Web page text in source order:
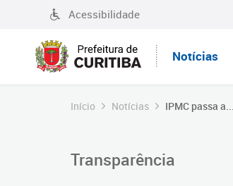
Acessibilidade
Notícias
Início Notícias IPMC passa a...
Transparência